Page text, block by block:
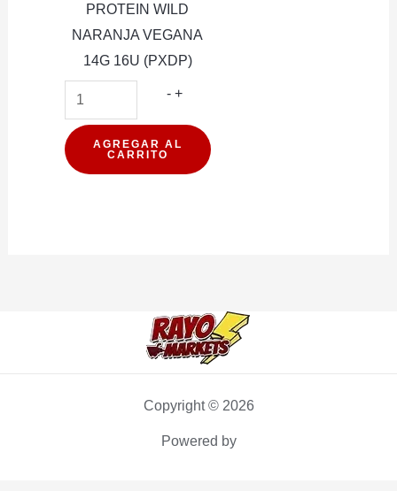
PROTEIN WILD
NARANJA VEGANA
14G 16U (PXDP)
- BARRA
CEREAL
PROTEIN
(PXDP)
cantidad
+
AGREGAR AL
CARRITO
Copyright © 2026
Powered by